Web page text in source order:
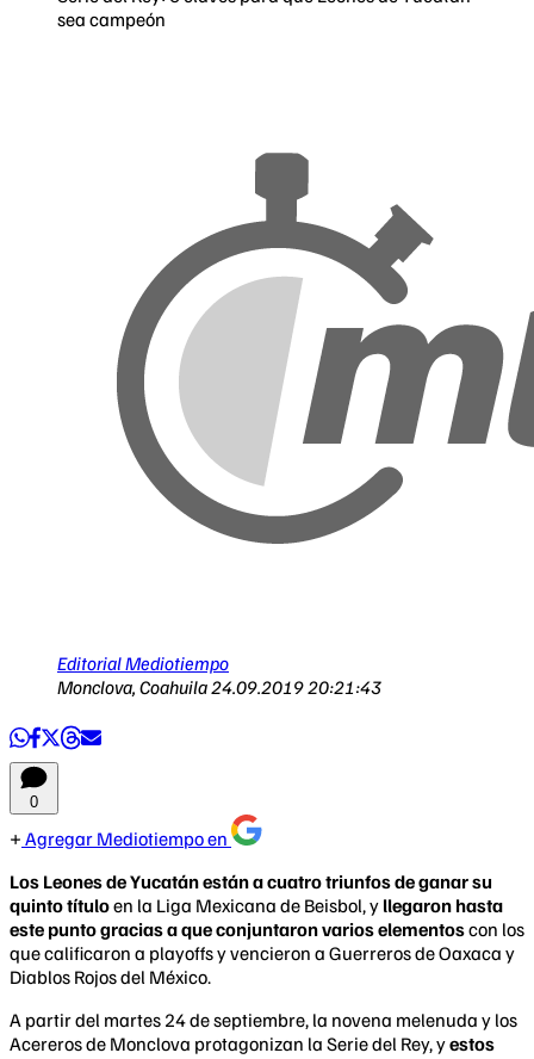
sea campeón
Editorial Mediotiempo
Monclova, Coahuila24.09.2019 20:21:43
0
Agregar Mediotiempo en
Los Leones de Yucatán están a cuatro triunfos de ganar su
quinto títuloen la Liga Mexicana de Beisbol, y llegaron hasta
este punto gracias a que conjuntaron varios elementoscon los
que calificaron a playoffs y vencieron a Guerreros de Oaxaca y
Diablos Rojos del México.
A partir del martes 24 de septiembre, la novena melenuda y los
Acereros de Monclova protagonizan la Serie del Rey, yestos